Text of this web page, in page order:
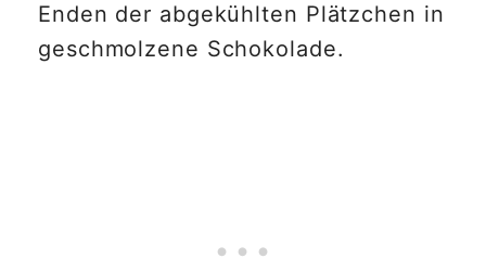
Enden der abgekühlten Plätzchen in
geschmolzene Schokolade.